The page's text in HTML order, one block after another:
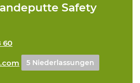
Safety
60
5 Niederlassungen